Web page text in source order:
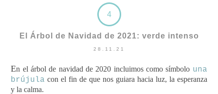
4
El Árbol de Navidad de 2021: verde intenso
28.11.21
En el árbol de navidad de 2020 incluimos como símbolo una
brújula con el fin de que nos guiara hacia luz, la esperanza
y la calma.